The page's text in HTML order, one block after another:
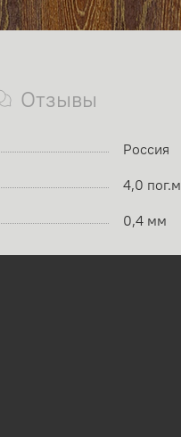
Отзывы
Россия
4,0 пог.м
0,4 мм